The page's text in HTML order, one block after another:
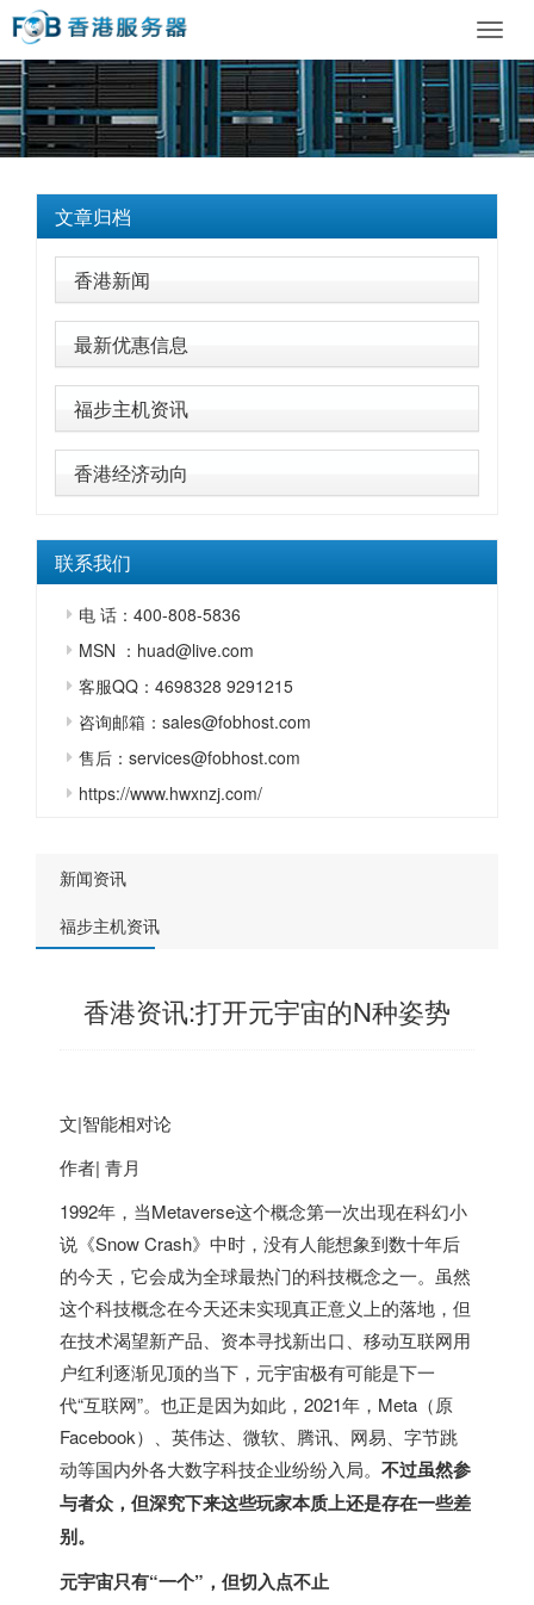
文章归档
香港新闻
最新优惠信息
福步主机资讯
香港经济动向
联系我们
电 话：400-808-5836
MSN ：huad@live.com
客服QQ：4698328 9291215
咨询邮箱：sales@fobhost.com
售后：services@fobhost.com
https://www.hwxnzj.com/
新闻资讯
福步主机资讯
香港资讯:打开元宇宙的N种姿势
文|智能相对论
作者| 青月
1992年，当Metaverse这个概念第一次出现在科幻小
说《Snow Crash》中时，没有人能想象到数十年后
的今天，它会成为全球最热门的科技概念之一。虽然
这个科技概念在今天还未实现真正意义上的落地，但
在技术渴望新产品、资本寻找新出口、移动互联网用
户红利逐渐见顶的当下，元宇宙极有可能是下一
代“互联网”。也正是因为如此，2021年，Meta（原
Facebook）、英伟达、微软、腾讯、网易、字节跳
动等国内外各大数字科技企业纷纷入局。 不过虽然参
与者众，但深究下来这些玩家本质上还是存在一些差
别。
元宇宙只有“一个”，但切入点不止